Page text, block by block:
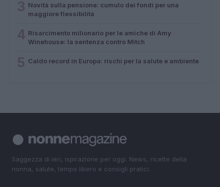
Novità sulla pensione: cumulo dei fondi per una
maggiore flessibilità
Risarcimento milionario per le amiche di Amy
Winehouse: la sentenza contro Mitch
Caldo record in Europa: rischi per la salute e ambiente
Saggezza di ieri, ispirazione per oggi. News, ricette della
nonna, salute, tempo libero e consigli pratici.